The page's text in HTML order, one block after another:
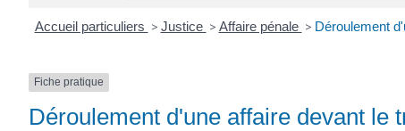
Accueil particuliers > Justice > Affaire pénale > Déroulement
Fiche pratique
Déroulement d'une affaire devant le